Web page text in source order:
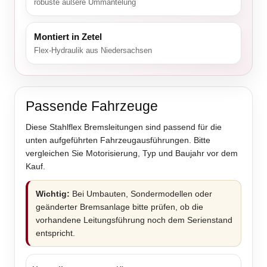
robuste äußere Ummantelung
Montiert in Zetel
Flex-Hydraulik aus Niedersachsen
Passende Fahrzeuge
Diese Stahlflex Bremsleitungen sind passend für die
unten aufgeführten Fahrzeugausführungen. Bitte
vergleichen Sie Motorisierung, Typ und Baujahr vor dem
Kauf.
Wichtig: Bei Umbauten, Sondermodellen oder
geänderter Bremsanlage bitte prüfen, ob die
vorhandene Leitungsführung noch dem Serienstand
entspricht.